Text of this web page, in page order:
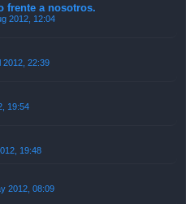
frente a nosotros.
2012, 12:04
2012, 22:39
19:54
19:48
2012, 08:09